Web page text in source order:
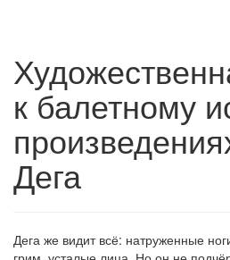
к балетному
Дега
Дега же видит всё: натруженные